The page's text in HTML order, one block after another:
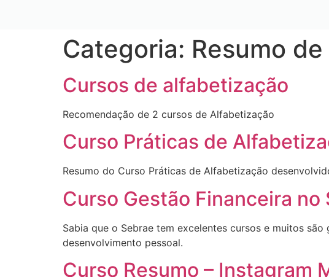
Categoria: Resumo
Cursos de alfabetização
Recomendação de 2 cursos de Alfabetização
Curso Práticas de
Resumo do Curso Práticas de Alfabetização
Curso Gestão Financeira no
Sabia que o Sebrae tem excelentes cursos e muitos
desenvolvimento pessoal.
Curso Resumo – Instagram